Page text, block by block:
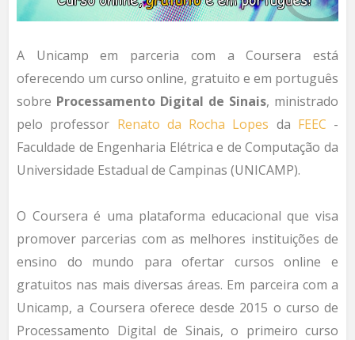
A Unicamp em parceria com a Coursera está
oferecendo um curso online, gratuito e em português
sobre Processamento Digital de Sinais, ministrado
pelo professor Renato da Rocha Lopes da FEEC -
Faculdade de Engenharia Elétrica e de Computação da
Universidade Estadual de Campinas (UNICAMP).
O Coursera é uma plataforma educacional que visa
promover parcerias com as melhores instituições de
ensino do mundo para ofertar cursos online e
gratuitos nas mais diversas áreas. Em parceira com a
Unicamp, a Coursera oferece desde 2015 o curso de
Processamento Digital de Sinais, o primeiro curso